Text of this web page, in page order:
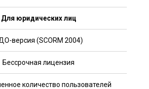
Для юридических лиц
версия (SCORM 2004)
Бессрочная лицензия
количество пользователей